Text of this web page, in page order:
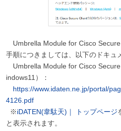
Umbrella Module for Cisco
手順につきましては、以下のドキュ
Umbrella Module for Cisco
indows11）：
https://www.idaten.ne.jp/portal/
4126.pdf
※iDATEN(韋駄天)｜ トップページ
と表示されます。